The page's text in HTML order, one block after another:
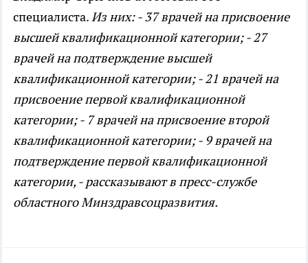
специалиста.Из них: - 37 врачей на присвоение
высшей квалификационной категории; - 27
врачей на подтверждение высшей
квалификационной категории; - 21 врачей на
присвоение первой квалификационной
категории; - 7 врачей на присвоение второй
квалификационной категории; - 9 врачей на
подтверждение первой квалификационной
категории, - рассказывают в пресс-службе
областного Минздравсоцразвития.